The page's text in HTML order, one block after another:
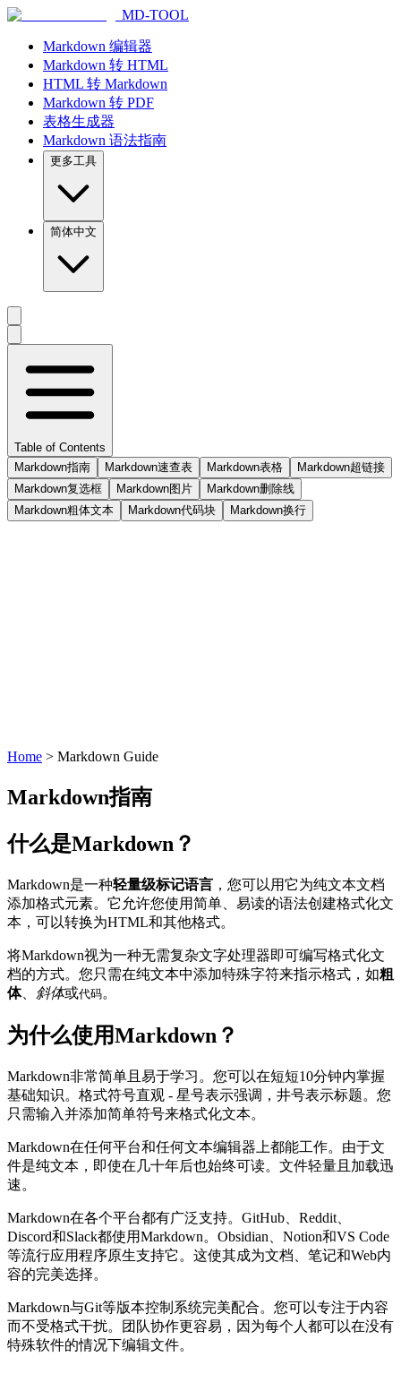
MD-TOOL
Markdown 编辑器
Markdown 转 HTML
HTML 转 Markdown
Markdown 转 PDF
表格生成器
Markdown 语法指南
更多工具
简体中文
Table of Contents
Markdown指南
Markdown速查表 Markdown表格
Markdown超链接
Markdown复选框
Markdown图片
Markdown删除线
Markdown粗体文本
Markdown代码块 Markdown换行
Home > Markdown Guide
Markdown指南
什么是Markdown？
Markdown是一种轻量级标记语言 ，您可以用它为纯文本文档
添加格式元素。它允许您使用简单、易读的语法创建格式化文
本，可以转换为HTML和其他格式。
将Markdown视为一种无需复杂文字处理器即可编写格式化文
档的方式。您只需在纯文本中添加特殊字符来指示格式，如粗
体、 斜体或代码。
为什么使用Markdown？
Markdown非常简单且易于学习。您可以在短短10分钟内掌握
基础知识。格式符号直观 - 星号表示强调，井号表示标题。您
只需输入并添加简单符号来格式化文本。
Markdown在任何平台和任何文本编辑器上都能工作。由于文
件是纯文本，即使在几十年后也始终可读。文件轻量且加载迅
速。
Markdown在各个平台都有广泛支持。GitHub、Reddit、
Discord和Slack都使用Markdown。Obsidian、Notion和VS Code
等流行应用程序原生支持它。这使其成为文档、笔记和Web内
容的完美选择。
Markdown与Git等版本控制系统完美配合。您可以专注于内容
而不受格式干扰。团队协作更容易，因为每个人都可以在没有
特殊软件的情况下编辑文件。